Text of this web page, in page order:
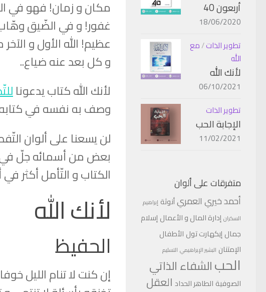
مكان و زمان! فهو في
غفور! و في الضّيق
عظيم! الله الأول و
و كل بعد عنه ضياع..
لأنك الله كتاب يدعونا
وصف به نفسه في
لن يسعنا على ألوان
بعض من أسمائه جلّ في
الكتاب و التّأمل أكثر
لأنك الله
الحفيظ
إن كنت لا تنام الليل
أربعون 40
18/06/2020
تطوير الذات/مع
الله
لأنك الله
06/10/2021
تطوير الذات
الإجابة الحب
11/02/2021
متفرقات على ألوان
أحمد خيري العمريأنوثة إبراهيم
السكران إدارة المال و الأعمالإسلام
جمالإيكهارت تول الأطفال
الإمتنان البشير الإبراهيمي التسليم
الحبالشفاء الذاتي
الصوفية الطاهر الحداد العقل